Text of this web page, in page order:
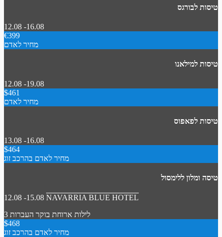
טיסות לבורגס
12.08 -16.08
€399
מחיר לאדם
טיסות למילאנו
12.08 -19.08
$461
מחיר לאדם
טיסות לפאפוס
13.08 -16.08
$464
מחיר לאדם בהרכב זוג
טיסה ומלון ללימסול
12.08 -15.08 NAVARRIA BLUE HOTEL
3 לילות ארוחת בוקר העברות
$468
מחיר לאדם בהרכב זוג